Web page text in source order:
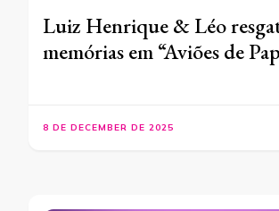
Luiz Henrique & Léo
memórias em “Aviões de
8 DE DECEMBER DE 2025